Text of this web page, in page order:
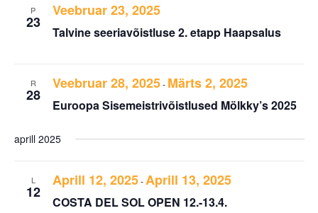
P
23
Veebruar 23, 2025
Talvine seeriavõistluse 2. etapp Haapsalus
R
28
Veebruar 28, 2025- Märts 2, 2025
Euroopa Sisemeistrivõistlused Mölkky’s 2025
aprill 2025
L
12
Aprill 12, 2025-Aprill 13, 2025
COSTA DEL SOL OPEN 12.-13.4.